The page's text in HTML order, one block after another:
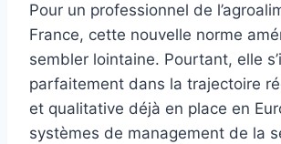
Pour un professionnel de
France, cette nouvelle norme
sembler lointaine. Pourtant, elle
parfaitement dans la trajectoire
et qualitative déjà en place en
systèmes de management de la